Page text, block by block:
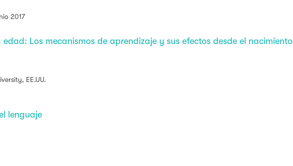
2017
Los mecanismos de aprendizaje y sus efectos desde el nacimiento
EE.UU.
lenguaje